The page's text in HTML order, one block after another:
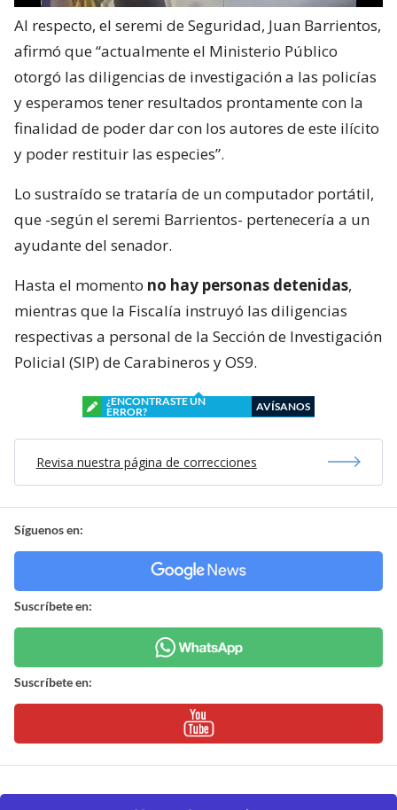
Al respecto, el seremi de Seguridad, Juan Barrientos,
otorgó las diligencias de investigación a las policías
y esperamos tener resultados prontamente con la
finalidad de poder dar con los autores de este ilícito
y poder restituir las especies”.
Lo sustraído se trataría de un computador portátil,
que -según el seremi Barrientos- pertenecería a un
ayudante del senador.
Hasta el momentono hay personas detenidas
mientras que la Fiscalía instruyó las diligencias
respectivas a personal de la Sección de Investigación
Policial (SIP) de Carabineros y OS9.
Revisa nuestra página de correcciones